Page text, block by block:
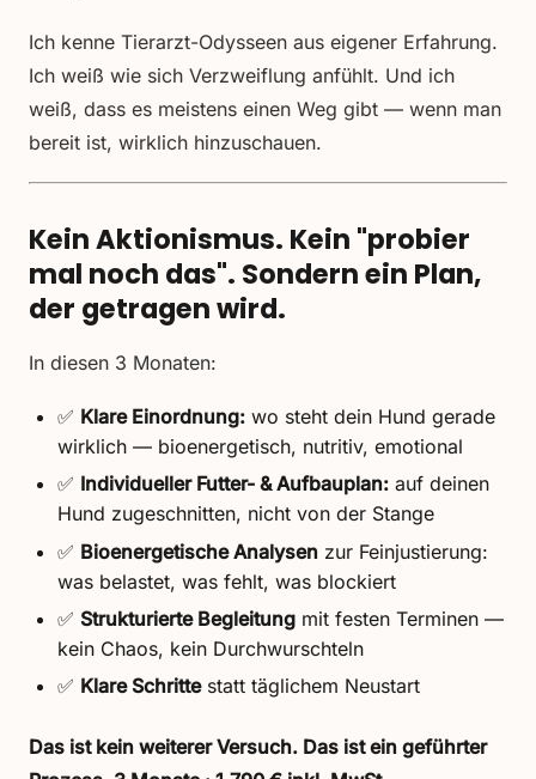
Ich kenne Tierarzt-Odysseen aus eigener Erfahrung.
Ich weiß wie sich Verzweiflung anfühlt. Und ich
weiß, dass es meistens einen Weg gibt — wenn man
bereit ist, wirklich hinzuschauen.
Kein Aktionismus. Kein "probier
mal noch das". Sondern ein Plan,
der getragen wird.
In diesen 3 Monaten:
✅ Klare Einordnung: wo steht dein Hund gerade
wirklich — bioenergetisch, nutritiv, emotional
✅ Individueller Futter- & Aufbauplan: auf deinen
Hund zugeschnitten, nicht von der Stange
✅ Bioenergetische Analysen zur Feinjustierung:
was belastet, was fehlt, was blockiert
✅ Strukturierte Begleitung mit festen Terminen —
kein Chaos, kein Durchwurschteln
✅ Klare Schrittestatt täglichem Neustart
Das ist kein weiterer Versuch. Das ist ein geführter